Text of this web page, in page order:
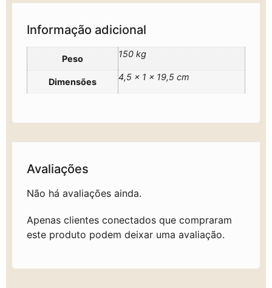
Informação adicional
Peso 150 kg
Dimensões 4,5 × 1 × 19,5 cm
Avaliações
Não há avaliações ainda.
Apenas clientes conectados que compraram
este produto podem deixar uma avaliação.